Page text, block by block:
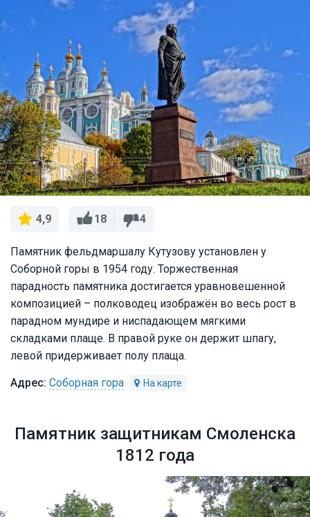
4,9 18 4
Памятник фельдмаршалу Кутузову установлен у
Соборной горы в 1954 году. Торжественная
парадность памятника достигается уравновешенной
композицией – полководец изображён во весь рост в
парадном мундире и ниспадающем мягкими
складками плаще. В правой руке он держит шпагу,
левой придерживает полу плаща.
Соборная гора
Памятник защитникам Смоленска
1812 года